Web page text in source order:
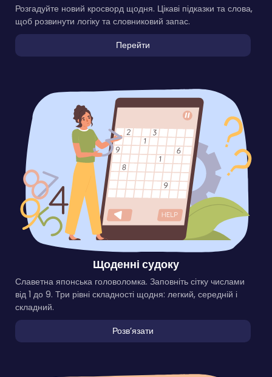
Розгадуйте новий кросворд щодня. Цікаві підказки та слова,
щоб розвинути логіку та словниковий запас.
Перейти
Щоденні судоку
Славетна японська головоломка. Заповніть сітку числами
від 1 до 9. Три рівні складності щодня: легкий, середній і
складний.
Розвʼязати